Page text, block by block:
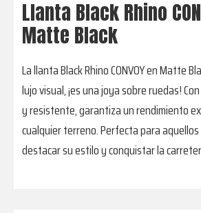
Llanta Black Rhino
Matte Black
La llanta Black Rhino CONVOY en Matte
lujo visual, ¡es una joya sobre ruedas!
y resistente, garantiza un rendimiento
cualquier terreno. Perfecta para
destacar su estilo y conquistar la